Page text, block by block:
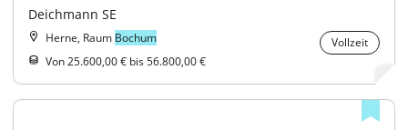
Deichmann SE
Herne, Raum Bochum
Vollzeit
Von 25.600,00 € bis 56.800,00 €